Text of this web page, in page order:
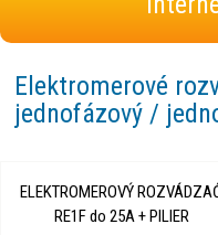
Elektromerové
jednofázový /
ELEKTROMEROVÝ
RE1F do 25A + PILIER